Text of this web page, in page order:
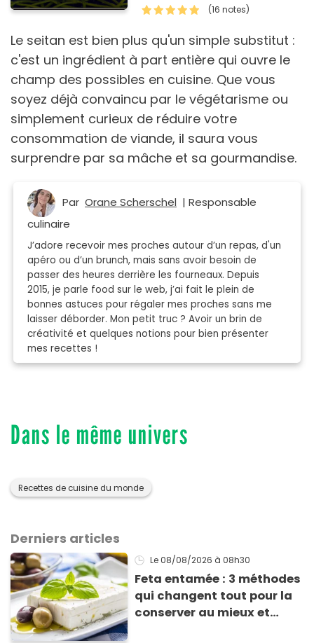
(16 notes)
Le seitan est bien plus qu'un simple substitut :
c'est un ingrédient à part entière qui ouvre le
champ des possibles en cuisine. Que vous
soyez déjà convaincu par le végétarisme ou
simplement curieux de réduire votre
consommation de viande, il saura vous
surprendre par sa mâche et sa gourmandise.
Par Orane Scherschel | Responsable
culinaire
J’adore recevoir mes proches autour d’un repas, d'un
apéro ou d’un brunch, mais sans avoir besoin de
passer des heures derrière les fourneaux. Depuis
2015, je parle food sur le web, j’ai fait le plein de
bonnes astuces pour régaler mes proches sans me
laisser déborder. Mon petit truc ? Avoir un brin de
créativité et quelques notions pour bien présenter
mes recettes !
Dans le même univers
Recettes de cuisine du monde
Derniers articles
Le 08/08/2026 à 08h30
Feta entamée : 3 méthodes
qui changent tout pour la
conserver au mieux et